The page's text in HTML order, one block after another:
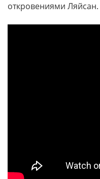
откровениями Ляйсан.